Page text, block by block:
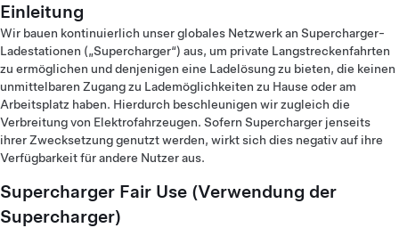
Einleitung
Wir bauen kontinuierlich unser globales Netzwerk an Supercharger-
Ladestationen („Supercharger“) aus, um private Langstreckenfahrten
zu ermöglichen und denjenigen eine Ladelösung zu bieten, die keinen
unmittelbaren Zugang zu Lademöglichkeiten zu Hause oder am
Arbeitsplatz haben. Hierdurch beschleunigen wir zugleich die
Verbreitung von Elektrofahrzeugen. Sofern Supercharger jenseits
ihrer Zwecksetzung genutzt werden, wirkt sich dies negativ auf ihre
Verfügbarkeit für andere Nutzer aus.
Supercharger Fair Use (Verwendung der
Supercharger)